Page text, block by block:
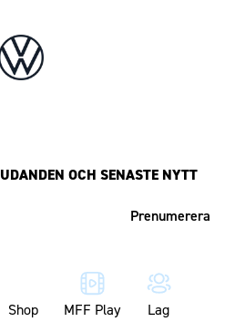
OCH SENASTE NYTT
Shop MFF Play Lag